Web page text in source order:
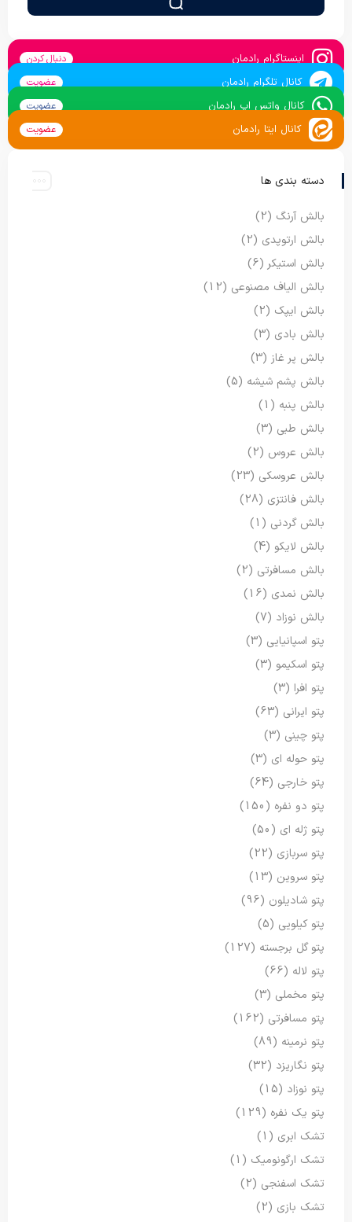
اینستاگرام رادمان دنبال کردن
کانال تلگرام رادمان عضویت
کانال واتس اپ رادمان عضویت
کانال ایتا رادمان عضویت
دسته بندی ها
بالش آرنگ (2)
بالش ارتوپدی (2)
بالش استیکر (6)
بالش الیاف مصنوعی (12)
بالش ایپک (2)
بالش بادی (3)
بالش پر غاز (3)
بالش پشم شیشه (5)
بالش پنبه (1)
بالش طبی (3)
بالش عروس (2)
بالش عروسکی (23)
بالش فانتزی (28)
بالش گردنی (1)
بالش لایکو (4)
بالش مسافرتی (2)
بالش نمدی (16)
بالش نوزاد (7)
پتو اسپانیایی (3)
پتو اسکیمو (3)
پتو افرا (3)
پتو ایرانی (63)
پتو چینی (3)
پتو حوله ای (3)
پتو خارجی (64)
پتو دو نفره (150)
پتو ژله ای (50)
پتو سربازی (22)
پتو سروین (13)
پتو شادیلون (96)
پتو کیلویی (5)
پتو گل برجسته (127)
پتو لاله (66)
پتو مخملی (3)
پتو مسافرتی (162)
پتو نرمینه (89)
پتو نگاریزد (32)
پتو نوزاد (15)
پتو یک نفره (129)
تشک ابری (1)
تشک ارگونومیک (1)
تشک اسفنجی (2)
تشک بازی (2)